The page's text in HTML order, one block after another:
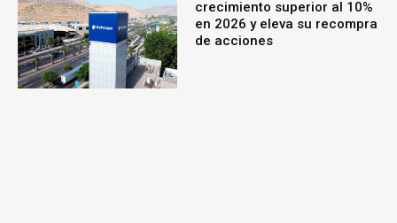
crecimiento superior al 10%
en 2026 y eleva su recompra
de acciones